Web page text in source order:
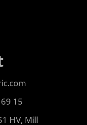
15
HV, Mill